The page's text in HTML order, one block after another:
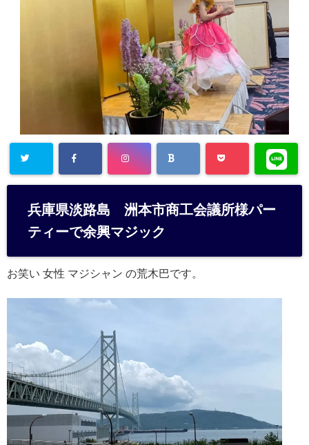
兵庫県淡路島 洲本市商工会議所様パー
ティーで余興マジック
お笑い 女性 マジシャン の荒木巴です。